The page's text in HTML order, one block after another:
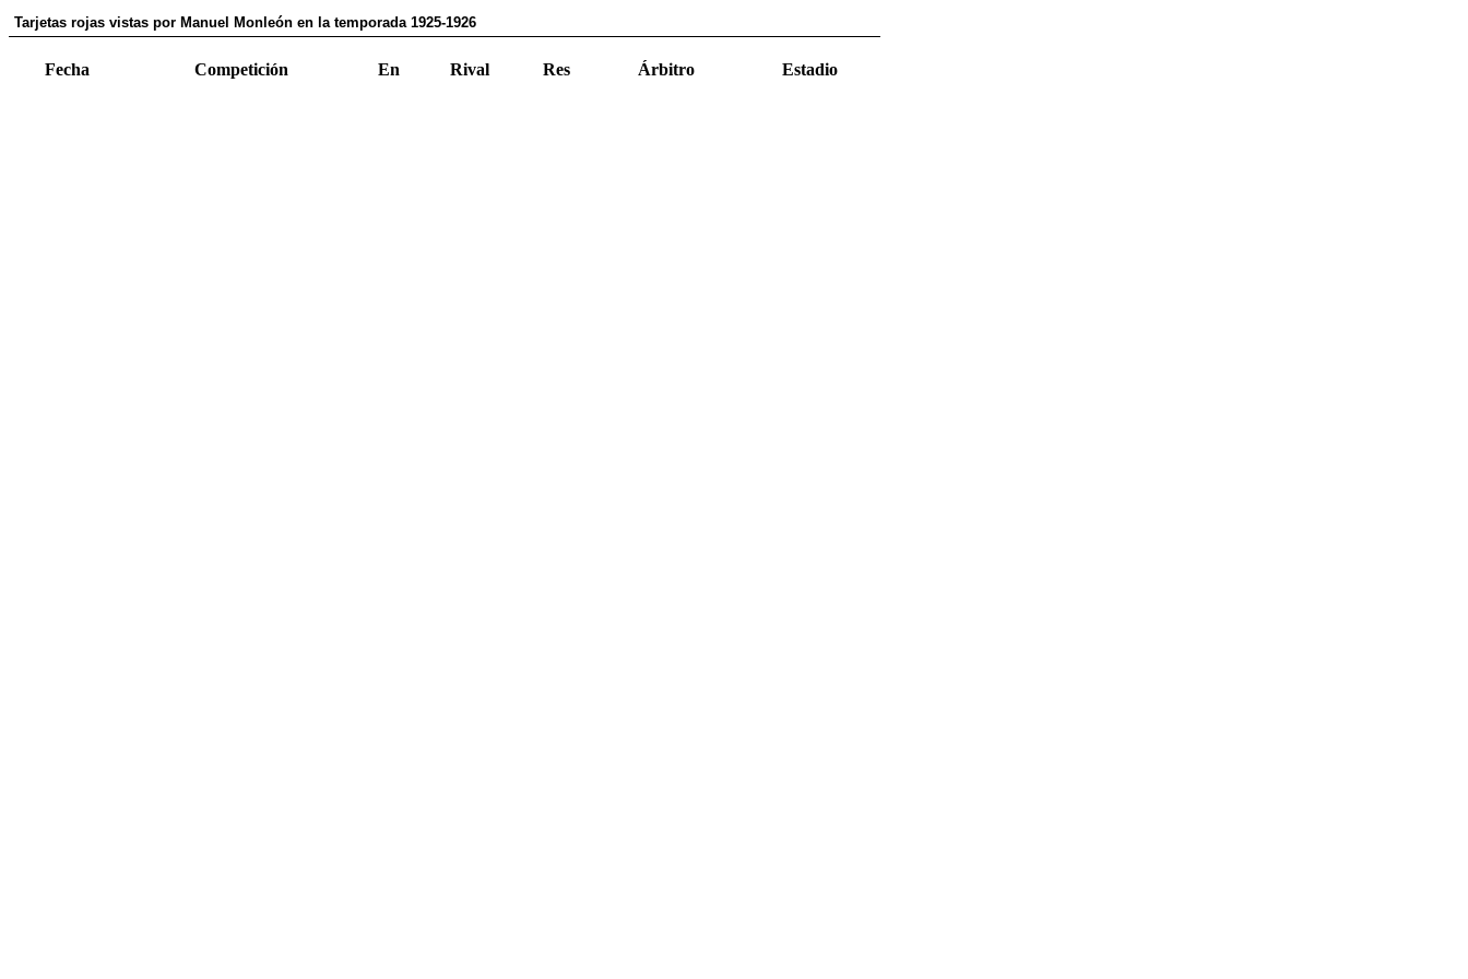
Tarjetas rojas vistas por Manuel Monleón en la temporada 1925-1926
Fecha Competición En Rival Res Árbitro Estadio